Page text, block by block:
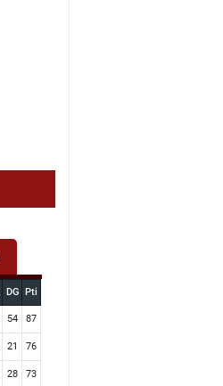
DG Pti
54 87
21 76
28 73